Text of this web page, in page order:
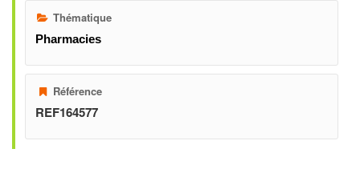
Thématique
Pharmacies
Référence
REF164577